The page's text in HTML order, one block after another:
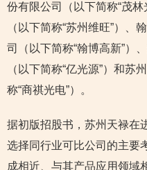
份有限公司（以下简称“茂
（以下简称“苏州维旺”）、
司（以下简称“翰博高新”）
（以下简称“亿光源”）和苏
称“商祺光电”）。
据初版招股书，苏州天禄在
选择同行业可比公司的主要
成相近、与其产品应用领域